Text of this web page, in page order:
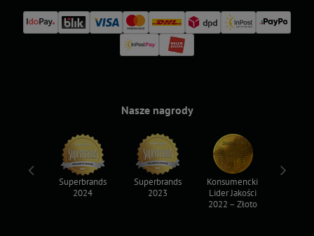
Nasze nagrody
Superbrands
2024
Superbrands
2023
Konsumencki
Lider Jakości
2022 – Złoto